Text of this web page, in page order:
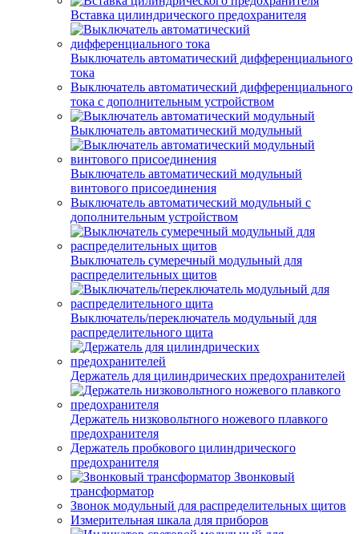
Вставка цилиндрического предохранителя
Выключатель автоматический дифференциального
тока
Выключатель автоматический дифференциального
тока с дополнительным устройством
Выключатель автоматический модульный
Выключатель автоматический модульный
винтового присоединения
Выключатель автоматический модульный с
дополнительным устройством
Выключатель сумеречный модульный для
распределительных щитов
Выключатель/переключатель модульный для
распределительного щита
Держатель для цилиндрических предохранителей
Держатель низковольтного ножевого плавкого
предохранителя
Держатель пробкового цилиндрического
предохранителя
Звонковый
трансформатор
Звонок модульный для распределительных щитов
Измерительная шкала для приборов